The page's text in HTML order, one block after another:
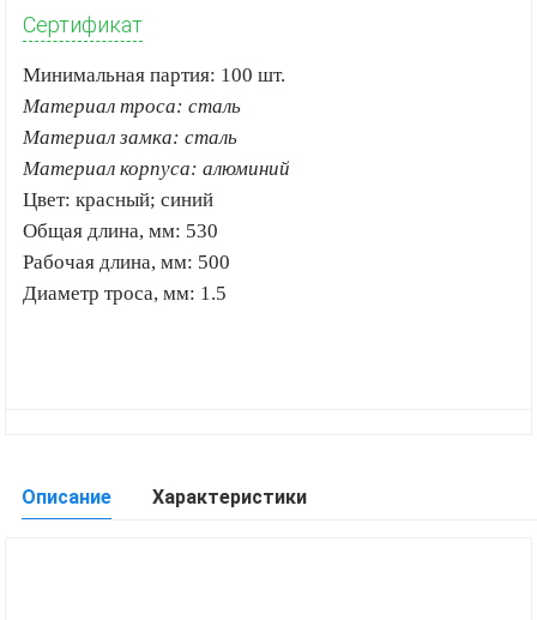
Сертификат
Минимальная партия: 100 шт.
Материал троса: сталь
Материал замка: сталь
Материал корпуса: алюминий
Цвет: красный; синий
Общая длина, мм: 530
Рабочая длина, мм: 500
Диаметр троса, мм: 1.5
Описание Характеристики